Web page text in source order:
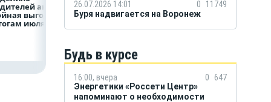
акции
выгода»
июля
пробку? рублей
26.07.2026 14:01 0
11749
Буря надвигается на Воронеж
Будь в курсе
16:00, вчера 0
647
Энергетики «Россети Центр»
напоминают о необходимости